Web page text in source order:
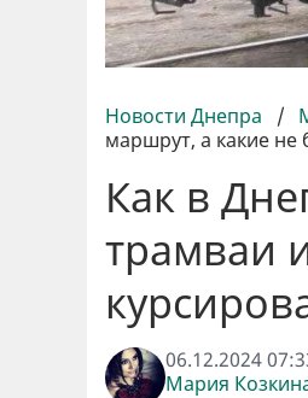
Новости Днепра /
маршрут, а какие не
Как в
трамваи
06.12.2024
Мария